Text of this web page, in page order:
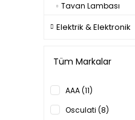
Tavan Lambası
Elektrik & Elektronik
Tüm Markalar
AAA (11)
Osculati (8)